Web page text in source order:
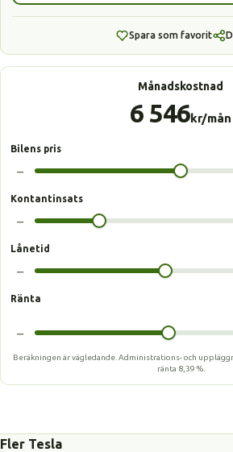
Spara som favorit
Månadskostnad
6 546kr/mån
Bilens pris
−
Kontantinsats
−
Lånetid
−
Ränta
−
Beräkningen är vägledande. Administrations- och
ränta 8,39 %.
Fler Tesla